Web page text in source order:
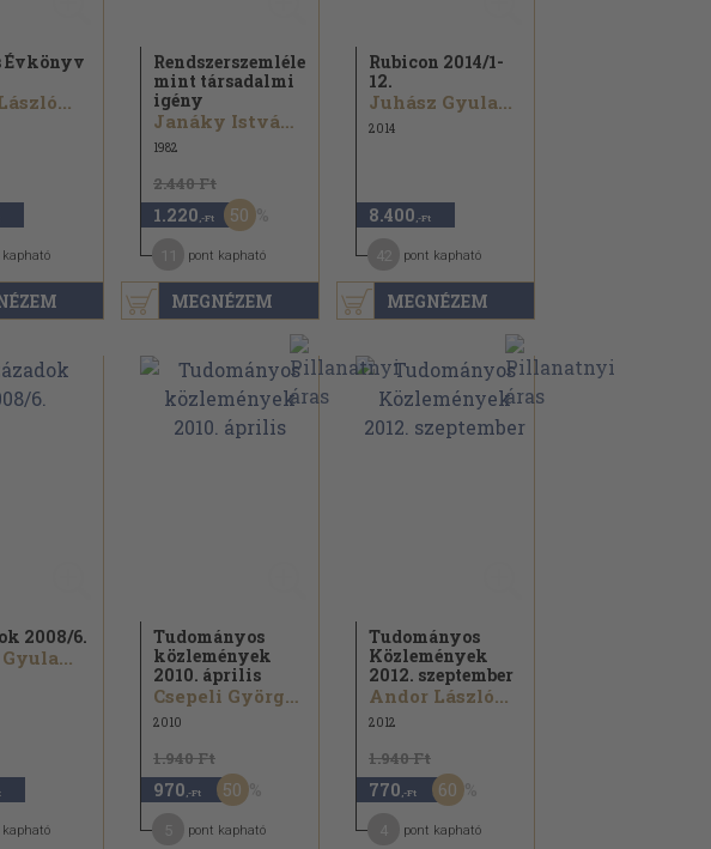
Évkönyv
kapható
MEGNÉZEM
Rendszerszemlélet
mint társadalmi
igény
Janáky István...
1982
2.440 Ft
1.220 ,-Ft 50
pont kapható
MEGNÉZEM
Rubicon 2014/1-
12.
Juhász Gyula...
2014
8.400 ,-Ft
pont kapható
2008/6.
kapható
Tudományos
közlemények
2010. április
Csepeli György...
2010
1.940 Ft
970 ,-Ft 50
pont kapható
Tudományos
Közlemények
2012. szeptember
Andor László...
2012
1.940 Ft
770 ,-Ft 60
pont kapható